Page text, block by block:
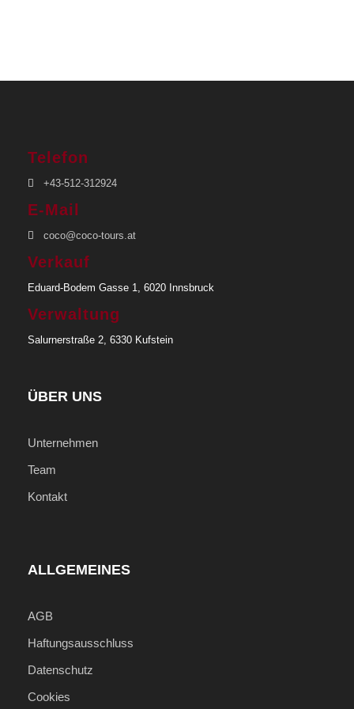
Nach Ankunft in Havanna
Ende
Nach Tourende in Havanna oder Varadero
Inkludierte Leistungen
Eintrittsgebühren laut Reiseprogramm
Telefon
+43-512-312924
E-Mail
coco@coco-tours.at
Verkauf
Eduard-Bodem Gasse 1, 6020 Innsbruck
Verwaltung
Salurnerstraße 2, 6330 Kufstein
ÜBER UNS
Unternehmen
Team
Kontakt
ALLGEMEINES
AGB
Haftungsausschluss
Datenschutz
Cookies